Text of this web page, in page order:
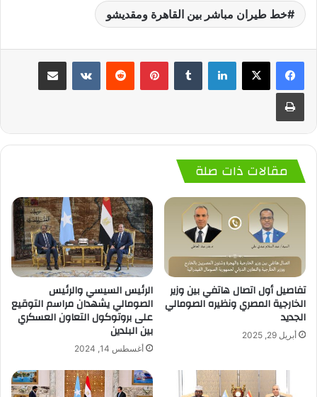
خط طيران مباشر بين القاهرة ومقديشو
لينكدإن بينتيريست
مقالات ذات صلة
تفاصيل أول اتصال هاتفي بين وزير
الخارجية المصري ونظيره الصومالي
الجديد
أبريل 29, 2025
الرئيس السيسي والرئيس
الصومالي يشهدان مراسم التوقيع
على بروتوكول التعاون العسكري
بين البلدين
أغسطس 14, 2024